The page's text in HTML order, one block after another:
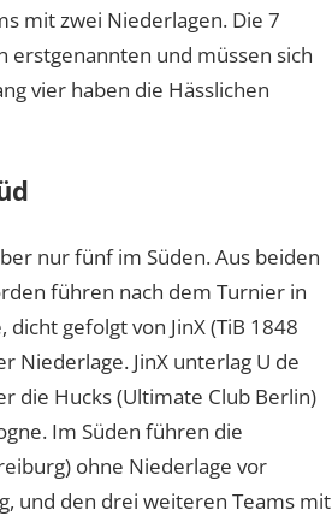
mit zwei Niederlagen. Die 7
erstgenannten und müssen sich
vier haben die Hässlichen
nur fünf im Süden. Aus beiden
führen nach dem Turnier in
gefolgt von JinX (TiB 1848
Niederlage. JinX unterlag U de
die Hucks (Ultimate Club Berlin)
Im Süden führen die
ohne Niederlage vor
und den drei weiteren Teams mit